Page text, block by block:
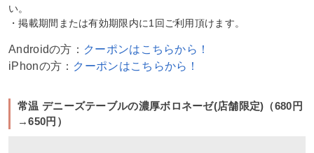
い。
・掲載期間または有効期限内に1回ご利用頂けます。
Androidの方： クーポンはこちらから！
iPhonの方： クーポンはこちらから！
常温 デニーズテーブルの濃厚ボロネーゼ(店舗限定)（680円
→650円）